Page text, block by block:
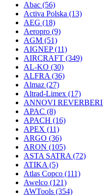
Abac (56)
Activa Polska (13)
AEG (18)
Aeropro (9)
AGM (51)
AIGNEP(11)
AIRCRAFT (349)
AL-KO (30)
ALFRA (36)
Almaz (27)
Altrad-Limex (17)
ANNOVI REVERBERI
APAC (8)
APACH (16)
APEX (11)
ARGO (36)
ARON (105)
ASTA SATRA (72)
ATIKA (5)
Atlas Copco (111)
Awelco (121)
AWTools (354)